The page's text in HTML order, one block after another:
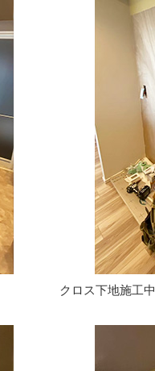
クロス下地施工中